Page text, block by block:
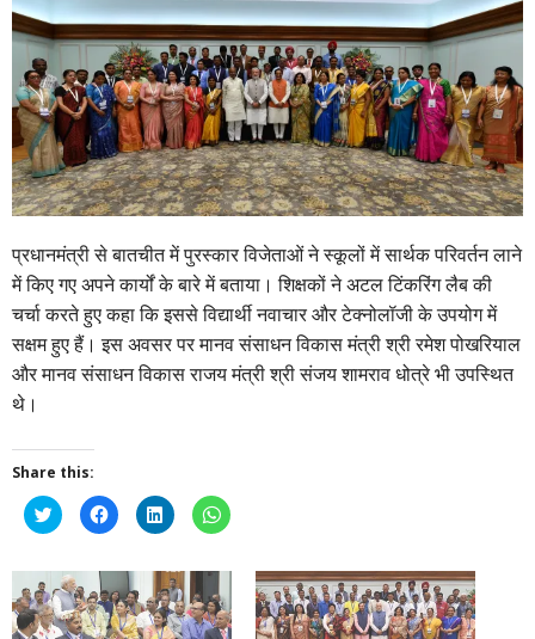
प्रधानमंत्री से बातचीत में पुरस्‍कार विजेताओं ने स्‍कूलों में सार्थक परिवर्तन लाने
में किए गए अपने कार्यों के बारे में बताया। शिक्षकों ने अटल टिंकरिंग लैब की
चर्चा करते हुए कहा कि इससे विद्यार्थी नवाचार और टेक्‍नोलॉजी के उपयोग में
सक्षम हुए हैं। इस अवसर पर मानव संसाधन विकास मंत्री श्री रमेश पोखरियाल
और मानव संसाधन विकास राजय मंत्री श्री संजय शामराव धोत्रे भी उपस्थित
थे।
Share this:
Click
to
share
Twitter
(Opens
in
new
window)
Click
to
share
Facebook
(Opens
in
new
window)
Click
to
share
LinkedIn
(Opens
in
new
window)
Click
to
WhatsApp
(Opens
in
new
window)